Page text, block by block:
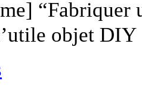
“Fabriquer
objet